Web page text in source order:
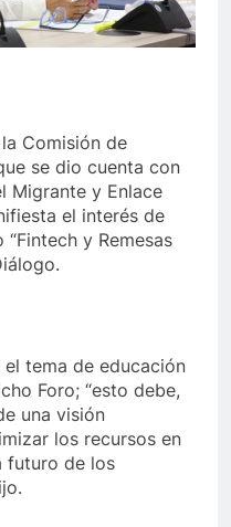
Comisión de
se dio cuenta con
Migrante y Enlace
el interés de
y Remesas
tema de educación
Foro; “esto debe,
una visión
los recursos en
futuro de los